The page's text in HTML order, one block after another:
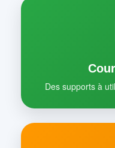
Des supports à